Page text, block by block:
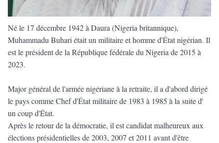
Né le 17 décembre 1942 à Daura (Nigeria britannique),
Muhammadu Buhari était un militaire et homme d'État nigérian. Il
est le président de la République fédérale du Nigeria de 2015 à
2023.
Major général de l'armée nigériane à la retraite, il a d'abord dirigé
le pays comme Chef d'État militaire de 1983 à 1985 à la suite d'
un coup d'État.
Après le retour de la démocratie, il est candidat malheureux aux
élections présidentielles de 2003, 2007 et 2011 avant d'être